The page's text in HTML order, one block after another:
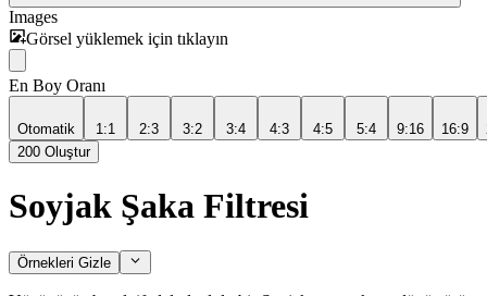
Images
Görsel yüklemek için tıklayın
En Boy Oranı
Otomatik 1:1 2:3 3:2 3:4 4:3 4:5 5:4 9:16 16:9
200 Oluştur
Soyjak Şaka Filtresi
Örnekleri Gizle